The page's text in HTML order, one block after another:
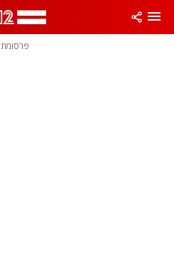
פרסומת